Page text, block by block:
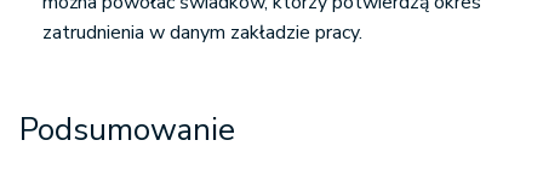
zatrudnienia w danym zakładzie pracy.
Podsumowanie